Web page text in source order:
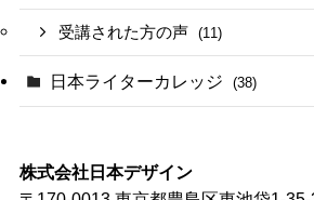
受講された方の声 (11)
日本ライターカレッジ (38)
株式会社日本デザイン